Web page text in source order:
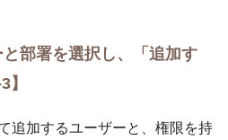
部署を選択し、「追加す
追加するユーザーと、権限を持